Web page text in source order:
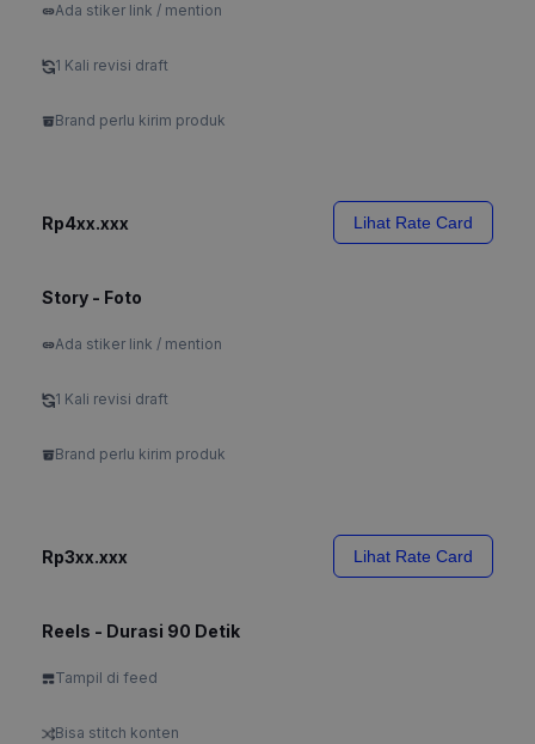
Ada stiker link / mention
1 Kali revisi draft
Brand perlu kirim produk
Rp4xx.xxx Lihat Rate Card
Story - Foto
Ada stiker link / mention
1 Kali revisi draft
Brand perlu kirim produk
Rp3xx.xxx Lihat Rate Card
Reels - Durasi 90 Detik
Tampil di feed
Bisa stitch konten